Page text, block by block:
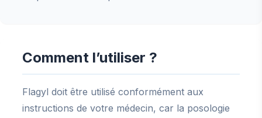
Comment l’utiliser ?
Flagyl doit être utilisé conformément aux
instructions de votre médecin, car la posologie